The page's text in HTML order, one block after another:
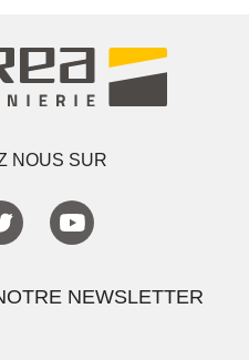
NOUS SUR
NEWSLETTER